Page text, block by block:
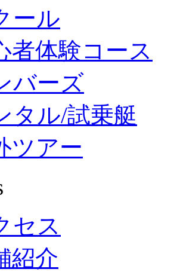
ール
者体験コース
バーズ
タル/試乗艇
ツアー
セス
紹介